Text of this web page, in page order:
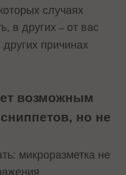
случаях
в других– от вас
причинах
возможным
но не
микроразметка не